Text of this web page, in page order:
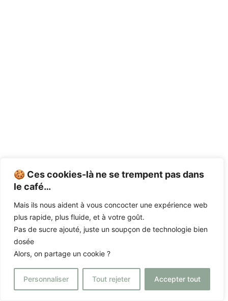
🍪 Ces cookies-là ne se trempent pas dans
le café…
Mais ils nous aident à vous concocter une expérience web
plus rapide, plus fluide, et à votre goût.
Pas de sucre ajouté, juste un soupçon de technologie bien
dosée
Alors, on partage un cookie ?
Personnaliser Tout rejeter Accepter tout